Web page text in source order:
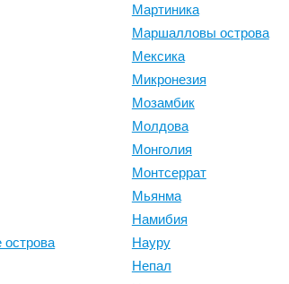
острова
Мартиника
Маршалловы острова
Мексика
Микронезия
Мозамбик
Молдова
Монголия
Монтсеррат
Мьянма
Намибия
Науру
Непал